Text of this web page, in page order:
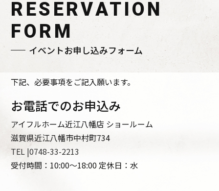
RESERVATION
FORM
イベントお申し込みフォーム
下記、必要事項をご記入願います。
お電話でのお申込み
アイフルホーム近江八幡店 ショールーム
滋賀県近江八幡市中村町734
TEL |0748-33-2213
受付時間：10:00～18:00 定休日：水